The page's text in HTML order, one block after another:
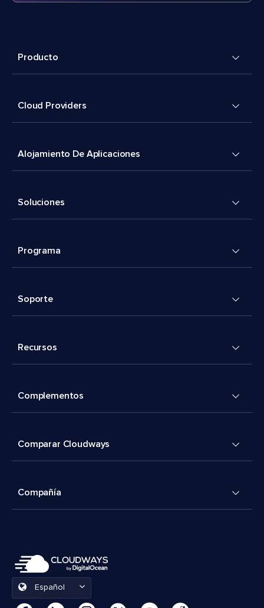
Producto
Cloud Providers
Alojamiento De Aplicaciones
Soluciones
Programa
Soporte
Recursos
Complementos
Comparar Cloudways
Compañía
Español